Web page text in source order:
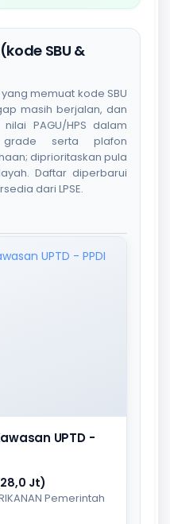
SBU &
memuat kode SBU
masih berjalan, dan
PAGU/HPS dalam
serta plafon
diprioritaskan pula
Daftar diperbarui
dari LPSE.
UPTD -
Jt)
Pemerintah